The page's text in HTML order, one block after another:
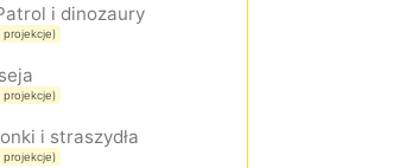
i dinozaury
projekcje)
projekcje)
i straszydła
projekcje)